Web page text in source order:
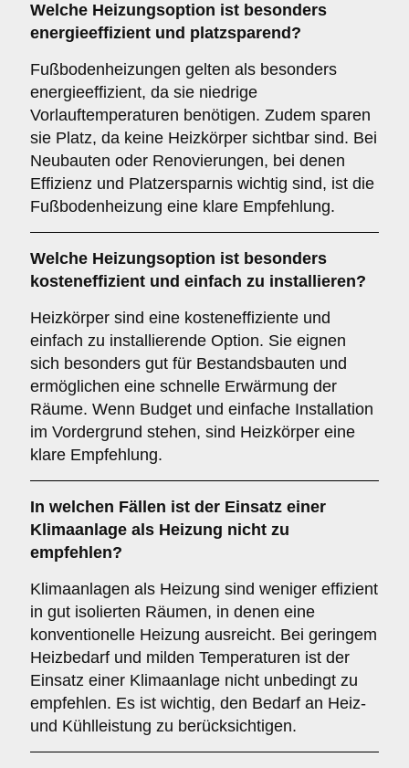
Welche Heizungsoption ist besonders
energieeffizient und platzsparend?
Fußbodenheizungen gelten als besonders
energieeffizient, da sie niedrige
Vorlauftemperaturen benötigen. Zudem sparen
sie Platz, da keine Heizkörper sichtbar sind. Bei
Neubauten oder Renovierungen, bei denen
Effizienz und Platzersparnis wichtig sind, ist die
Fußbodenheizung eine klare Empfehlung.
Welche Heizungsoption ist besonders
kosteneffizient und einfach zu installieren?
Heizkörper sind eine kosteneffiziente und
einfach zu installierende Option. Sie eignen
sich besonders gut für Bestandsbauten und
ermöglichen eine schnelle Erwärmung der
Räume. Wenn Budget und einfache Installation
im Vordergrund stehen, sind Heizkörper eine
klare Empfehlung.
In welchen Fällen ist der Einsatz einer
Klimaanlage als Heizung nicht zu
empfehlen?
Klimaanlagen als Heizung sind weniger effizient
in gut isolierten Räumen, in denen eine
konventionelle Heizung ausreicht. Bei geringem
Heizbedarf und milden Temperaturen ist der
Einsatz einer Klimaanlage nicht unbedingt zu
empfehlen. Es ist wichtig, den Bedarf an Heiz-
und Kühlleistung zu berücksichtigen.